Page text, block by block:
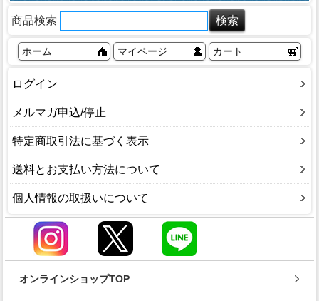
商品検索
ホーム マイページ カート
ログイン
メルマガ申込/停止
特定商取引法に基づく表示
送料とお支払い方法について
個人情報の取扱いについて
オンラインショップTOP